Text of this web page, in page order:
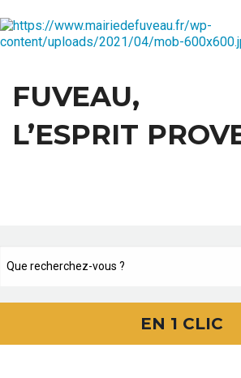
FUVEAU,
L’ESPRIT
EN 1 CLIC